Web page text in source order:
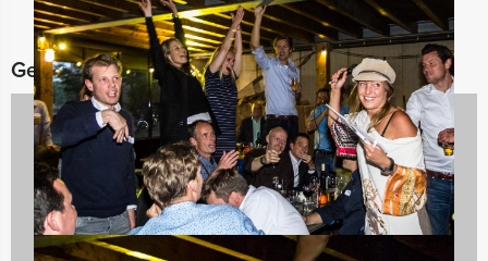
Gerelateerde categorieën
Teambuilding